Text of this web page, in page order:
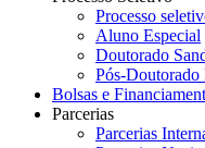
Processo
Aluno Especial
Doutorado
Pós-
Bolsas e
Parcerias
Parcerias